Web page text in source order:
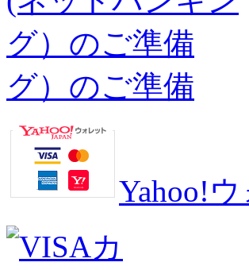
グ）のご準備
Yahoo!